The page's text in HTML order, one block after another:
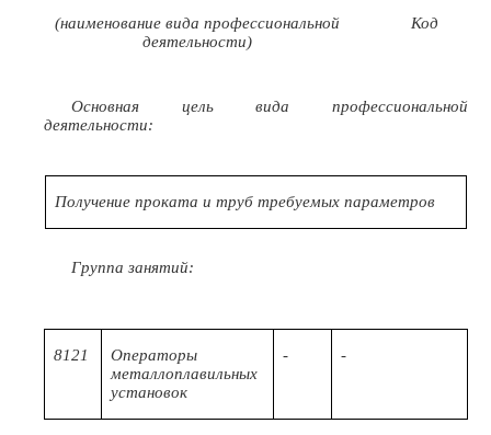
(наименование вида профессиональной
деятельности)
Код
Основная цель вида профессиональной
деятельности:
Получение проката и труб требуемых параметров
Группа занятий:
8121
Операторы
металлоплавильных
установок
- -